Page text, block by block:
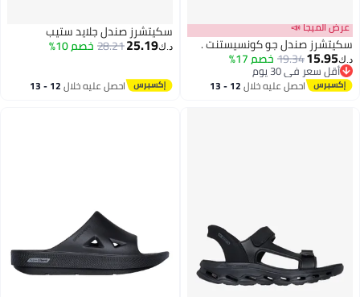
عرض الميجا 📣
سكيتشرز صندل جو كونسيستنت .
د.ك‏15.95
19.34خصم 17%
أقل سعر في 30 يوم
أقل سعر في 30 يوماحصل عليه خلال 12 - 13
سكيتشرز صندل جلايد ستيب
د.ك‏25.19
28.21خصم 10%
احصل عليه خلال 12 - 13